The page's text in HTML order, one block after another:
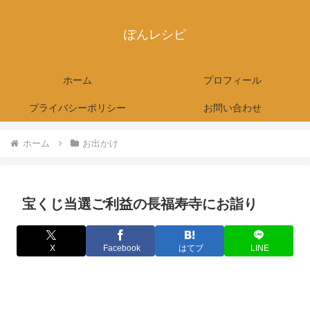
ぽんレシピ
ホーム プロフィール
プライバシーポリシー お問い合わせ
ホーム お出かけ
宝くじ当選ご利益の長福寿寺にお詣り
X Facebook はてブ LINE